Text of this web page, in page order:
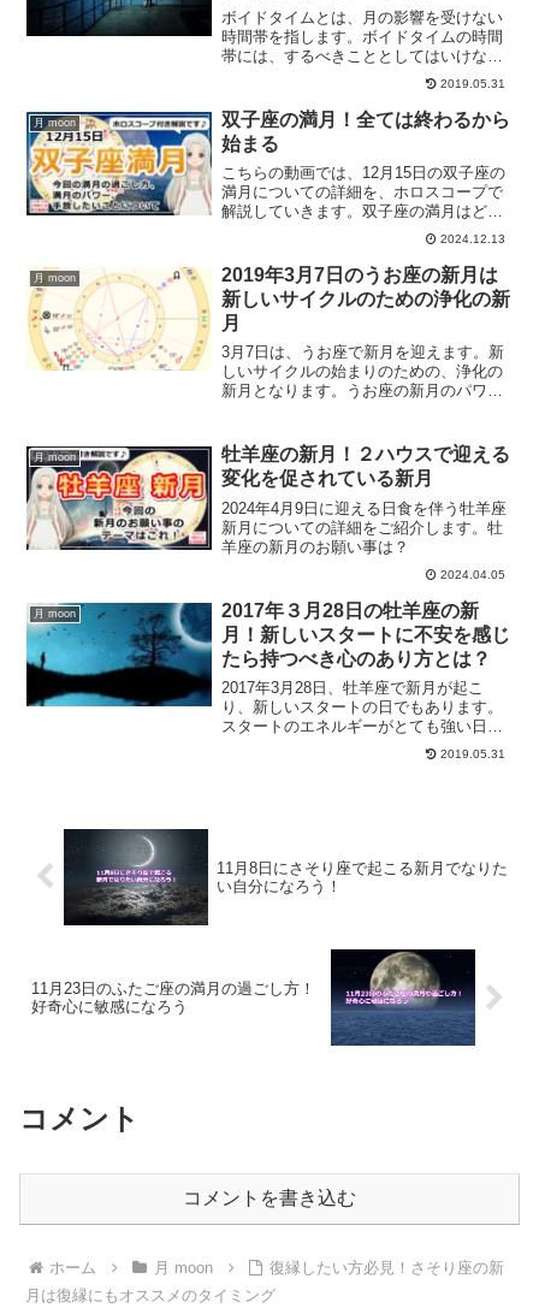
ボイドタイムとは、月の影響を受けない
時間帯を指します。ボイドタイムの時間
帯には、するべきこととしてはいけない
ことが存在しています。ボイドタイムに
心を見つめ直す時間に充てることで、充
実したボイドタイムを過ごす方法につい
て、ご紹介していきます。
2019.05.31
月 moon
双子座の満月！全ては終わるから
始まる
こちらの動画では、12月15日の双子座の
満月についての詳細を、ホロスコープで
解説していきます。双子座の満月はどん
なパワーを持つ満月でしょうか？2024.12.13
月 moon
2019年3月7日のうお座の新月は
新しいサイクルのための浄化の新
月
3月7日は、うお座で新月を迎えます。新
しいサイクルの始まりのための、浄化の
新月となります。うお座の新月のパワー
いきます。
月 moon
牡羊座の新月！２ハウスで迎える
変化を促されている新月
2024年4月9日に迎える日食を伴う牡羊座
新月についての詳細をご紹介します。牡
羊座の新月のお願い事は？
2024.04.05
月 moon
2017年３月28日の牡羊座の新
月！新しいスタートに不安を感じ
たら持つべき心のあり方とは？
2017年3月28日、牡羊座で新月が起こ
り、新しいスタートの日でもあります。
スタートのエネルギーがとても強い日
で、新しいスタートに不安を感じる方も
いらっしゃるはずです。そんな時にどう
2019.05.31
11月8日にさそり座で起こる新月でなりた
い自分になろう！
11月23日のふたご座の満月の過ごし方！
好奇心に敏感になろう
コメント
コメントを書き込む
ホーム 月 moon
復縁したい方必見！さそり座の新
月は復縁にもオススメのタイミング